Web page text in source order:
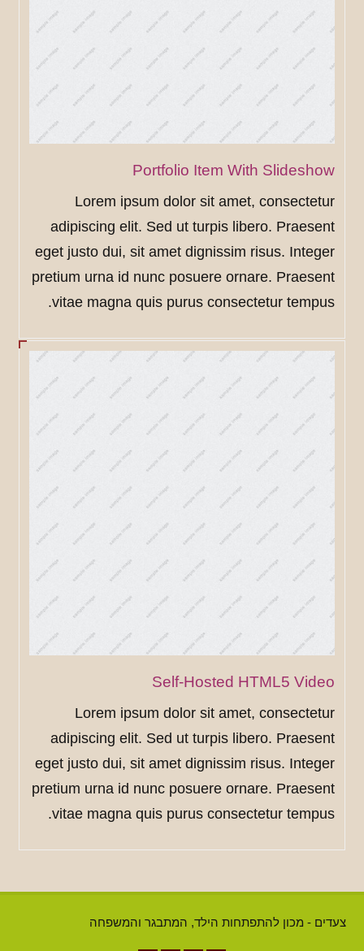
Portfolio Item With Slideshow
Lorem ipsum dolor sit amet, consectetur
adipiscing elit. Sed ut turpis libero. Praesent
eget justo dui, sit amet dignissim risus. Integer
pretium urna id nunc posuere ornare. Praesent
vitae magna quis purus consectetur tempus.
Self-Hosted HTML5 Video
Lorem ipsum dolor sit amet, consectetur
adipiscing elit. Sed ut turpis libero. Praesent
eget justo dui, sit amet dignissim risus. Integer
pretium urna id nunc posuere ornare. Praesent
vitae magna quis purus consectetur tempus.
צעדים - מכון להתפתחות הילד, המתבגר והמשפחה